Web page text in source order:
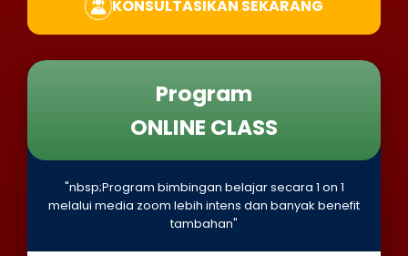
KONSULTASIKAN SEKARANG
Program
ONLINE CLASS
"nbsp;Program bimbingan belajar secara 1 on 1
melalui media zoom lebih intens dan banyak benefit
tambahan"